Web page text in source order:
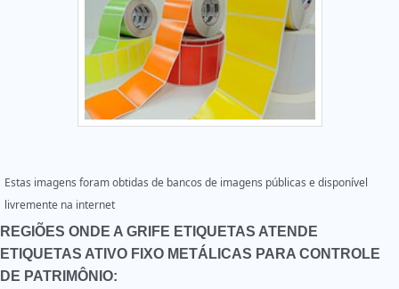
Estas imagens foram obtidas de bancos de imagens públicas e disponível
livremente na internet
REGIÕES ONDE A GRIFE ETIQUETAS ATENDE
ETIQUETAS ATIVO FIXO METÁLICAS PARA CONTROLE
DE PATRIMÔNIO: